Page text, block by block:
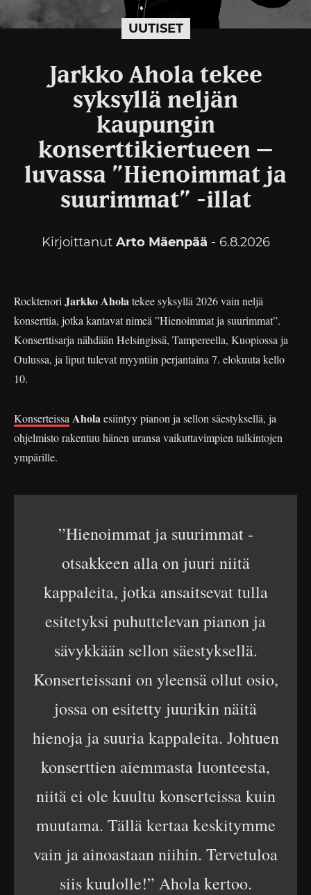
UUTISET
Jarkko Ahola tekee
syksyllä neljän
kaupungin
konserttikiertueen –
luvassa ”Hienoimmat ja
suurimmat” -illat
Kirjoittanut Arto Mäenpää - 6.8.2026
Rocktenori Jarkko Ahola tekee syksyllä 2026 vain neljä
konserttia, jotka kantavat nimeä ”Hienoimmat ja suurimmat”.
Konserttisarja nähdään Helsingissä, Tampereella, Kuopiossa ja
Oulussa, ja liput tulevat myyntiin perjantaina 7. elokuuta kello
10.
Konserteissa Ahola esiintyy pianon ja sellon säestyksellä, ja
ohjelmisto rakentuu hänen uransa vaikuttavimpien tulkintojen
ympärille.
”Hienoimmat ja suurimmat -
otsakkeen alla on juuri niitä
kappaleita, jotka ansaitsevat tulla
esitetyksi puhuttelevan pianon ja
sävykkään sellon säestyksellä.
Konserteissani on yleensä ollut osio,
jossa on esitetty juurikin näitä
hienoja ja suuria kappaleita. Johtuen
konserttien aiemmasta luonteesta,
niitä ei ole kuultu konserteissa kuin
muutama. Tällä kertaa keskitymme
vain ja ainoastaan niihin. Tervetuloa
siis kuulolle!” Ahola kertoo.